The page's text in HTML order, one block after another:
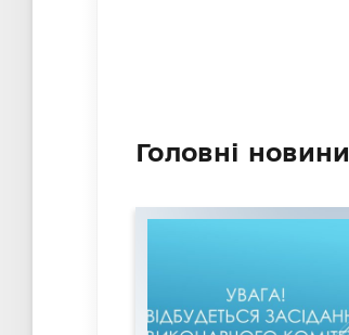
Головні новини